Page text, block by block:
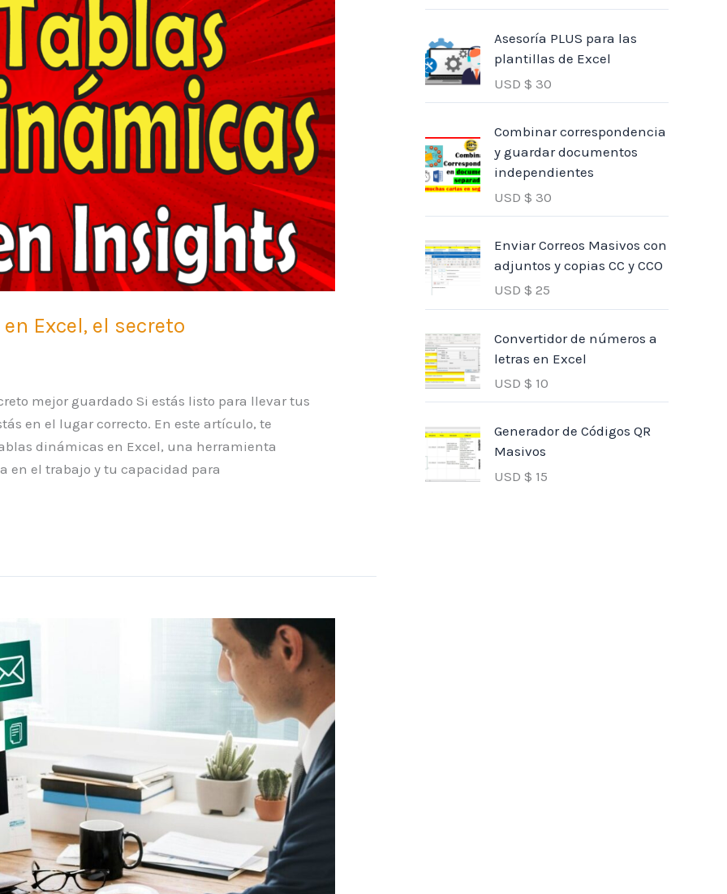
Excel, el secreto
mejor guardado Si estás listo para llevar tus
en el lugar correcto. En este artículo, te
dinámicas en Excel, una herramienta
en el trabajo y tu capacidad para
Asesoría PLUS para las
plantillas de Excel
USD $ 30
Combinar correspondencia
y guardar documentos
independientes
USD $ 30
Enviar Correos Masivos con
adjuntos y copias CC y CCO
USD $ 25
Convertidor de números a
letras en Excel
USD $ 10
Generador de Códigos QR
Masivos
USD $ 15